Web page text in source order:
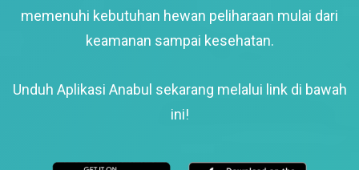
memenuhi kebutuhan hewan peliharaan mulai dari
keamanan sampai kesehatan.
Unduh Aplikasi Anabul sekarang melalui link di bawah
ini!